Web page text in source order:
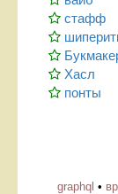
стафф
Хасл
понты
graphql •